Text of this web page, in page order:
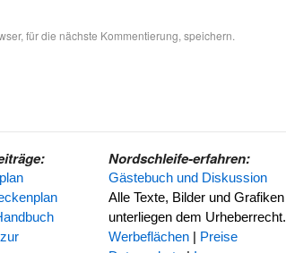
für die nächste Kommentierung, speichern.
Nordschleife-erfahren:
Gästebuch und Diskussion
Alle Texte, Bilder und Grafiken
unterliegen dem Urheberrecht.
Werbeflächen | Preise